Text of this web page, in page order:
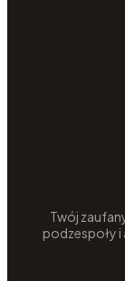
Twój
podzespoły i